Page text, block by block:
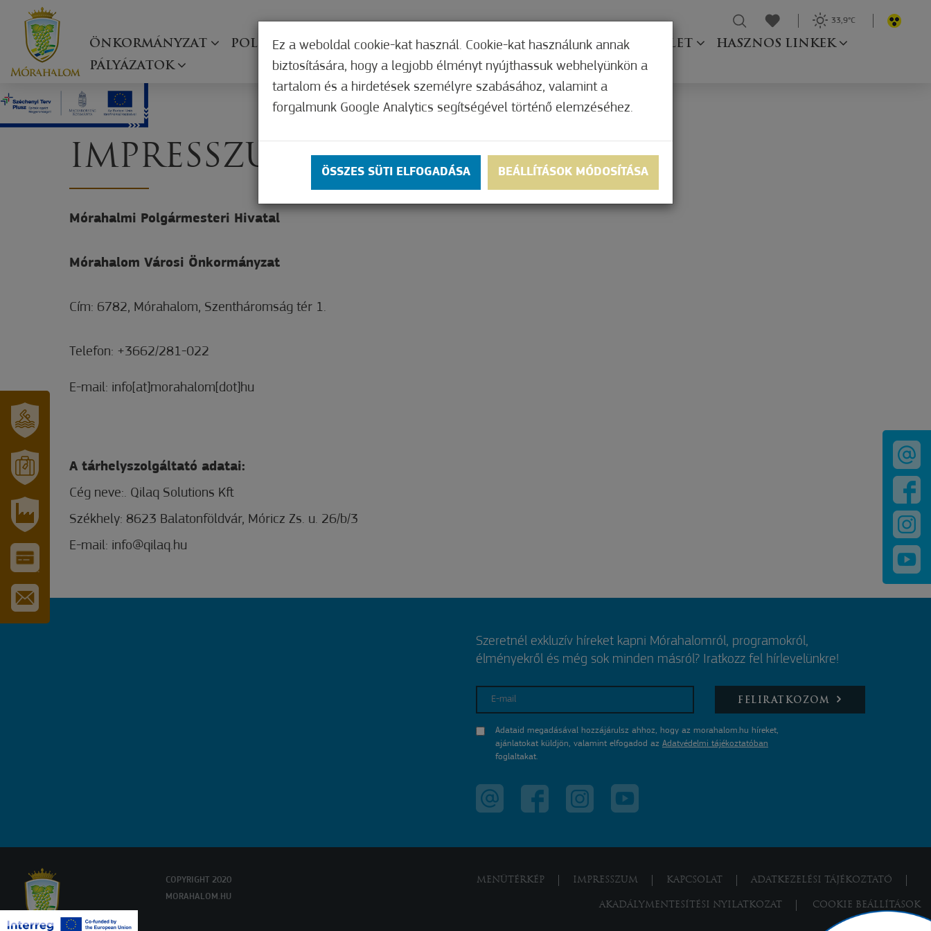
ERZSÉBET
GYÓGYFÜRDŐ
MÓRAHALOM
TURISZTIKA
PARK
ÉS
TURISZTIKAI
KÁRTYA
ÖNKORMÁNYZAT POLGÁRMESTERI HIVATAL INTÉZMÉNYEK KÉPVISELŐ TESTÜLET
HASZNOS LINKEK
PÁLYÁZATOK
33,9°C
IMPRESSZUM
Mórahalmi Polgármesteri Hivatal
Mórahalom Városi Önkormányzat
Cím: 6782, Mórahalom, Szentháromság tér 1.
Telefon: +3662/281-022
E-mail: info[at]morahalom[dot]hu
A tárhelyszolgáltató adatai:
Cég neve:. Qilaq Solutions Kft
Székhely: 8623 Balatonföldvár, Móricz Zs. u. 26/b/3
E-mail: info@qilaq.hu
Ez a weboldal cookie-kat használ. Cookie-kat használunk annak
biztosítására, hogy a legjobb élményt nyújthassuk webhelyünkön a
tartalom és a hirdetések személyre szabásához, valamint a
forgalmunk Google Analytics segítségével történő elemzéséhez.
ÖSSZES SÜTI ELFOGADÁSA BEÁLLÍTÁSOK MÓDOSÍTÁSA
Szeretnél exkluzív híreket kapni Mórahalomról, programokról,
élményekről és még sok minden másról? Iratkozz fel hírlevelünkre!
E-mail
FELIRATKOZOM
Adataid megadásával hozzájárulsz ahhoz, hogy az morahalom.hu híreket,
ajánlatokat küldjön, valamint elfogadod az Adatvédelmi tájékoztatóban
foglaltakat.
COPYRIGHT 2020
MORAHALOM.HU
MENÜTÉRKÉP IMPRESSZUM KAPCSOLAT ADATKEZELÉSI TÁJÉKOZTATÓ
AKADÁLYMENTESÍTÉSI NYILATKOZAT COOKIE BEÁLLÍTÁSOK